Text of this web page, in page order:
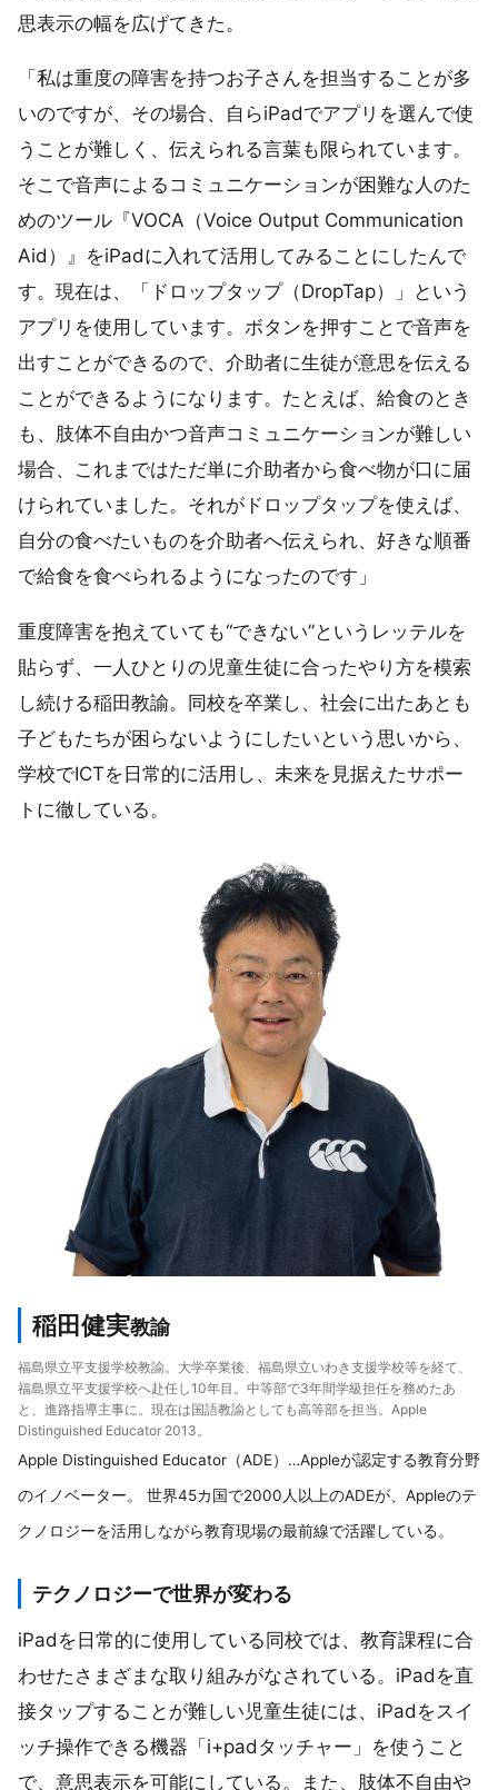
思表示の幅を広げてきた。
「私は重度の障害を持つお子さんを担当することが多
いのですが、その場合、自らiPadでアプリを選んで使
うことが難しく、伝えられる言葉も限られています。
そこで音声によるコミュニケーションが困難な人のた
めのツール『VOCA（Voice Output Communication
Aid）』をiPadに入れて活用してみることにしたんで
す。現在は、「ドロップタップ（DropTap）」という
アプリを使用しています。ボタンを押すことで音声を
出すことができるので、介助者に生徒が意思を伝える
ことができるようになります。たとえば、給食のとき
も、肢体不自由かつ音声コミュニケーションが難しい
場合、これまではただ単に介助者から食べ物が口に届
けられていました。それがドロップタップを使えば、
自分の食べたいものを介助者へ伝えられ、好きな順番
で給食を食べられるようになったのです」
重度障害を抱えていても“できない”というレッテルを
貼らず、一人ひとりの児童生徒に合ったやり方を模索
し続ける稲田教諭。同校を卒業し、社会に出たあとも
子どもたちが困らないようにしたいという思いから、
学校でICTを日常的に活用し、未来を見据えたサポー
トに徹している。
稲田健実教諭
福島県立平支援学校教諭。大学卒業後、福島県立いわき支援学校等を経て、
福島県立平支援学校へ赴任し10年目。中等部で3年間学級担任を務めたあ
と、進路指導主事に。現在は国語教諭としても高等部を担当。Apple
Distinguished Educator 2013。
Apple Distinguished Educator（ADE）…Appleが認定する教育分野
のイノベーター。 世界45カ国で2000人以上のADEが、Appleのテ
クノロジーを活用しながら教育現場の最前線で活躍している。
テクノロジーで世界が変わる
iPadを日常的に使用している同校では、教育課程に合
わせたさまざまな取り組みがなされている。iPadを直
接タップすることが難しい児童生徒には、iPadをスイ
ッチ操作できる機器「i+padタッチャー」を使うこと
で、意思表示を可能にしている。また、肢体不自由や